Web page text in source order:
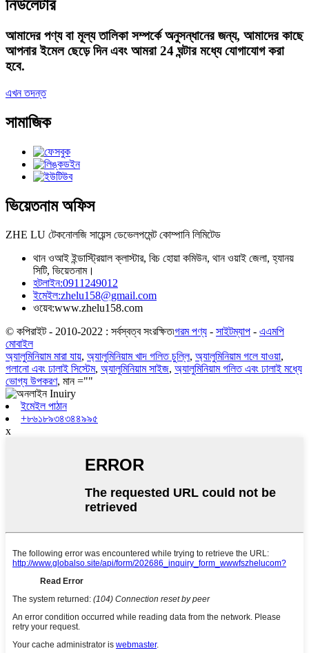
নিউলেটার
আমাদের পণ্য বা মূল্য তালিকা সম্পর্কে অনুসন্ধানের জন্য, আমাদের কাছে
আপনার ইমেল ছেড়ে দিন এবং আমরা 24 ঘন্টার মধ্যে যোগাযোগ করা
হবে.
এখন তদন্ত
সামাজিক
ভিয়েতনাম অফিস
ZHE LU টেকনোলজি সায়েন্স ডেভেলপমেন্ট কোম্পানি লিমিটেড
থান ওআই ইন্ডাস্ট্রিয়াল ক্লাস্টার, বিচ হোয়া কমিউন, থান ওয়াই জেলা, হ্যানয়
সিটি, ভিয়েতনাম।
হটলাইন:0911249012
ইমেইল:zhelu158@gmail.com
ওয়েব:www.zhelu158.com
© কপিরাইট - 2010-2022 : সর্বস্বত্ব সংরক্ষিত৷গরম পণ্য - সাইটম্যাপ - এএমপি
মোবাইল
অ্যালুমিনিয়াম মারা যায়, অ্যালুমিনিয়াম খাদ গলিত চুল্লি, অ্যালুমিনিয়াম গলে যাওয়া,
গলানো এবং ঢালাই সিস্টেম, অ্যালুমিনিয়াম সাইজ, অ্যালুমিনিয়াম গলিত এবং ঢালাই মধ্যে
ভোগ্য উপকরণ, মান =""
ইমেইল পাঠান
+৮৬১৮৯৩৪৩৪৪৯৯৫
x